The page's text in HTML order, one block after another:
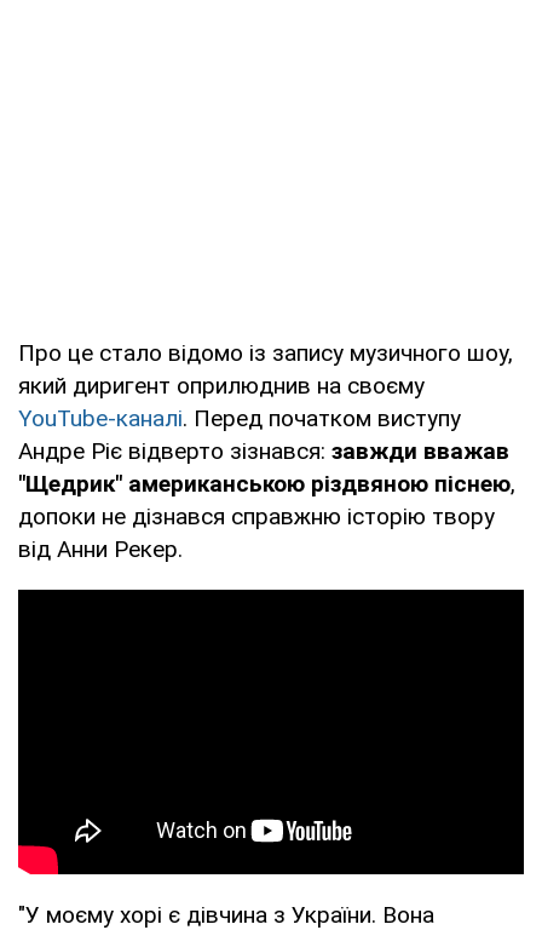
Про це стало відомо із запису музичного шоу,
який диригент оприлюднив на своєму
YouTube-каналі. Перед початком виступу
Андре Ріє відверто зізнався: завжди вважав
"Щедрик" американською різдвяною піснею,
допоки не дізнався справжню історію твору
від Анни Рекер.
"У моєму хорі є дівчина з України. Вона